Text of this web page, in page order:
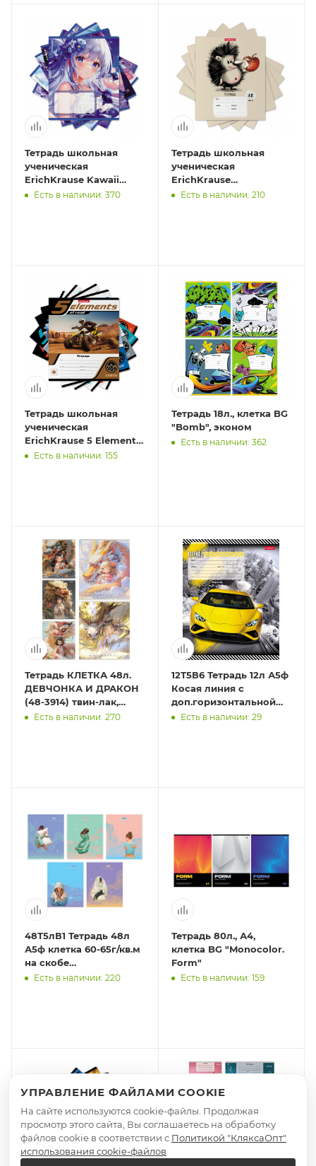
Тетрадь школьная
ученическая
ErichKrause Kawaii
Whale, 18 листов,
Есть в наличии: 370
Тетрадь школьная
ученическая
ErichKrause
Очаровашки, 18 листов,
Есть в наличии: 210
Тетрадь школьная
ученическая
ErichKrause 5 Elements,
18 листов, клетка (в
Есть в наличии: 155
Тетрадь 18л., клетка BG
"Bomb", эконом
Есть в наличии: 362
Тетрадь КЛЕТКА 48л.
ДЕВЧОНКА И ДРАКОН
(48-3914) твин-лак,
цвет.мелов.обл., 5 диз в
Есть в наличии: 270
12Т5В6 Тетрадь 12л А5ф
Косая линия с
доп.горизонтальной
65г/кв.м на скобе 5
Есть в наличии: 29
48Т5лВ1 Тетрадь 48л
А5ф клетка 60-65г/кв.м
на скобе
ламинац.SOFT-TOUCH
Есть в наличии: 220
Тетрадь 80л., А4,
клетка BG "Monocolor.
Form"
Есть в наличии: 159
УПРАВЛЕНИЕ ФАЙЛАМИ COOKIE
На сайте используются cookie-файлы. Продолжая
просмотр этого сайта, Вы соглашаетесь на обработку
файлов cookie в соответствии с Политикой "КляксаОпт"
использования cookie-файлов